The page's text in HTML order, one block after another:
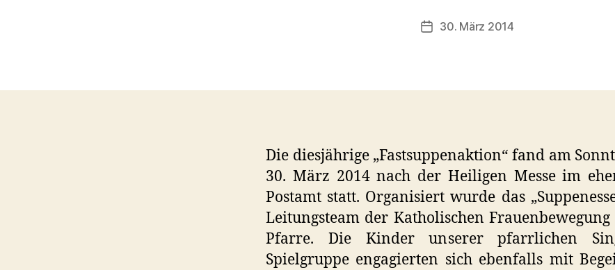
Veröffentlichungsdatum
30. März 2014
Die diesjährige „Fastsuppenaktion“ fand am
30. März 2014 nach der Heiligen Messe im
Postamt statt. Organisiert wurde das
Leitungsteam der Katholischen
Pfarre. Die Kinder unserer pfarrlichen
Spielgruppe engagierten sich ebenfalls mit